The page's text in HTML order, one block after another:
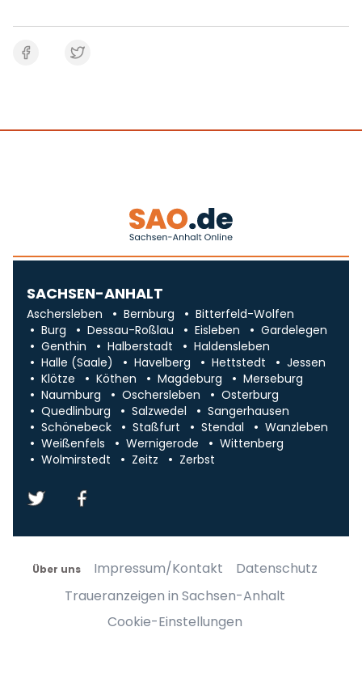
SACHSEN-ANHALT
Aschersleben Bernburg
Bitterfeld-Wolfen
Burg
Dessau-Roßlau Eisleben
Gardelegen
Genthin
Halberstadt
Haldensleben
Halle (Saale)
Havelberg Hettstedt
Jessen
Klötze
Köthen Magdeburg
Merseburg
Naumburg
Oschersleben
Osterburg
Quedlinburg
Salzwedel
Sangerhausen
Schönebeck
Staßfurt Stendal
Wanzleben
Weißenfels
Wernigerode
Wittenberg
Wolmirstedt
Zeitz Zerbst
Über uns Impressum/Kontakt
Datenschutz
Traueranzeigen in Sachsen-Anhalt
Cookie-Einstellungen